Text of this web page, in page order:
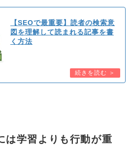
【SEOで最重要】読者の検索意
図を理解して読まれる記事を書
く方法
は学習よりも行動が重